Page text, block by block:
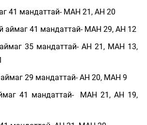
41 мандаттай- МАН 21, АН 20
аймаг 41 мандаттай- МАН 29, АН 12
35 мандаттай- АН 21, МАН 13,
аймаг 29 мандаттай- АН 20, МАН 9
41 мандаттай- МАН 21, АН 19,